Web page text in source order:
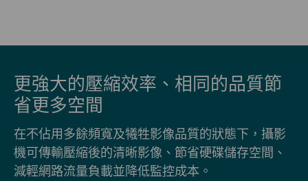
更強大的壓縮效率、相同的品質節
省更多空間
在不佔用多餘頻寬及犧牲影像品質的狀態下，攝影
機可傳輸壓縮後的清晰影像、節省硬碟儲存空間、
減輕網路流量負載並降低監控成本。